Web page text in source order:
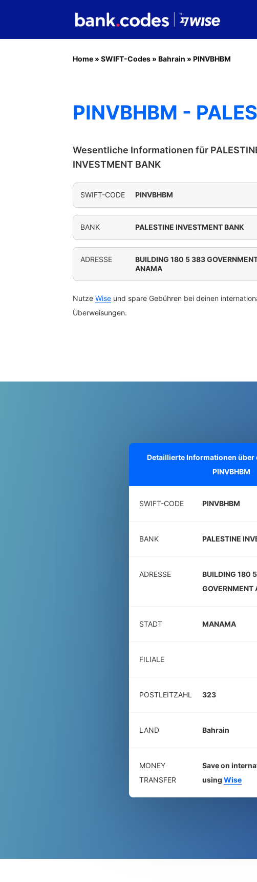
Home » SWIFT-Codes » Bahrain » PINVBHBM
PINVBHBM -
Wesentliche Informationen für
INVESTMENT BANK
SWIFT-CODE PINVBHBM
BANK PALESTINE INVESTMENT BANK
ADRESSE
BUILDING 180 5 383
ANAMA
Nutze Wise und spare Gebühren bei deinen
Überweisungen.
Detaillierte Informationen über
PINVBHBM
SWIFT-CODE PINVBHBM
BANK PALESTINE
ADRESSE
BUILDING 180
GOVERNMENT
STADT MANAMA
FILIALE
POSTLEITZAHL 323
LAND Bahrain
MONEY
TRANSFER
Save on
using Wise